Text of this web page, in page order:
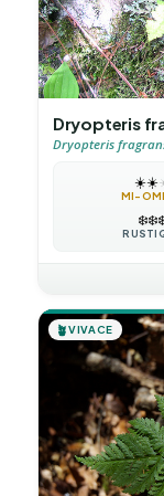
Dryopteris
Dryopteris
☀️☀️
MI-
❄️❄️
🪴VIVACE